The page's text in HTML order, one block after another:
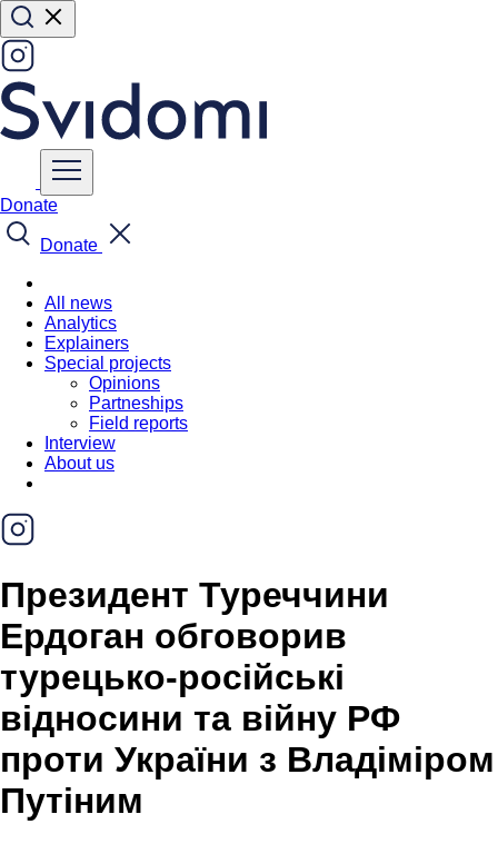
Donate
Donate
All news
Analytics
Explainers
Special projects
Opinions
Partneships
Field reports
Interview
About us
Президент Туреччини
Ердоган обговорив
турецько-російські
відносини та війну РФ
проти України з Владіміром
Путіним